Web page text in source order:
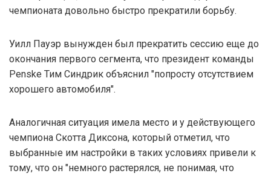
чемпионата довольно быстро прекратили борьбу.
Уилл Пауэр вынужден был прекратить сессию еще до
окончания первого сегмента, что президент команды
Penske Тим Синдрик объяснил "попросту отсутствием
хорошего автомобиля".
Аналогичная ситуация имела место и у действующего
чемпиона Скотта Диксона, который отметил, что
выбранные им настройки в таких условиях привели к
тому, что он "немного растерялся, не понимая, что